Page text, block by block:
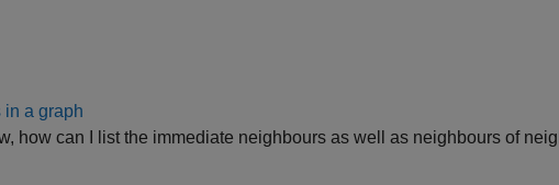
in a graph
how can I list the immediate neighbours as well as neighbours of